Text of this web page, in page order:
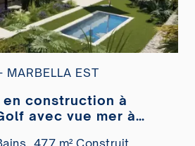
MARBELLA EST
construction à
avec vue mer à